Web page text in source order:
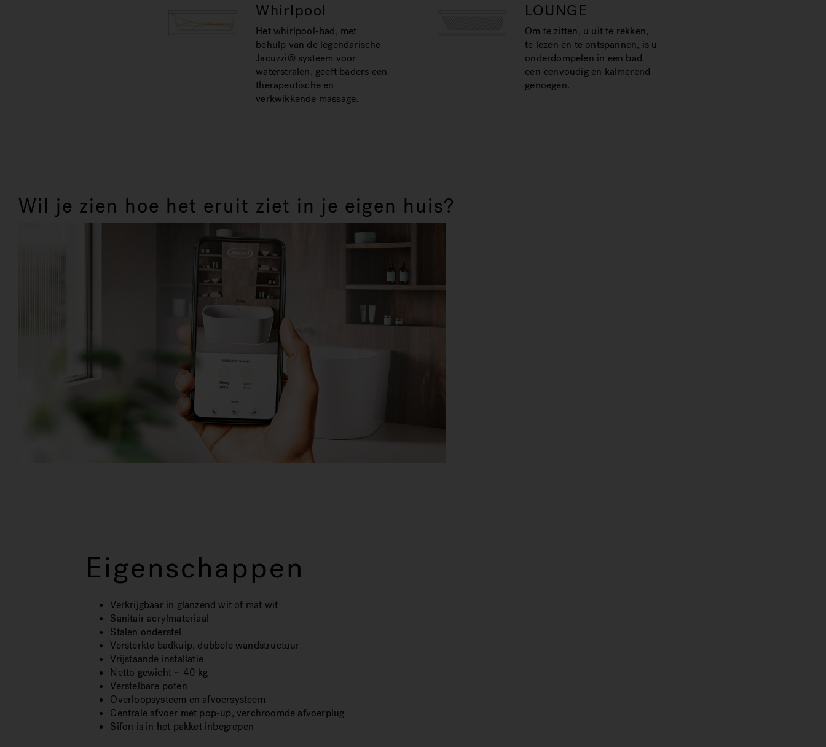
Whirlpool
Het whirlpool-bad, met
behulp van de legendarische
Jacuzzi® systeem voor
waterstralen, geeft baders een
therapeutische en
verkwikkende massage.
LOUNGE
Om te zitten, u uit te rekken,
te lezen en te ontspannen, is u
onderdompelen in een bad
een eenvoudig en kalmerend
genoegen.
Wil je zien hoe het eruit ziet in je eigen huis?
Eigenschappen
Verkrijgbaar in glanzend wit of mat wit
Sanitair acrylmateriaal
Stalen onderstel
Versterkte badkuip, dubbele wandstructuur
Vrijstaande installatie
Netto gewicht ~ 40 kg
Verstelbare poten
Overloopsysteem en afvoersysteem
Centrale afvoer met pop-up, verchroomde afvoerplug
Sifon is in het pakket inbegrepen